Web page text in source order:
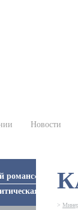
Новости
романс»
>